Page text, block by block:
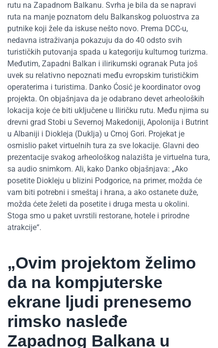
rutu na Zapadnom Balkanu. Svrha je bila da se napravi
ruta na manje poznatom delu Balkanskog poluostrva za
putnike koji žele da iskuse nešto novo. Prema DCC-u,
nedavna istraživanja pokazuju da do 40 odsto svih
turističkih putovanja spada u kategoriju kulturnog turizma.
Međutim, Zapadni Balkan i ilirikumski ogranak Puta još
uvek su relativno nepoznati među evropskim turističkim
operaterima i turistima. Danko Ćosić je koordinator ovog
projekta. On objašnjava da je odabrano devet arheoloških
lokacija koje će biti uključene u Iliričku rutu. Među njima su
drevni grad Stobi u Severnoj Makedoniji, Apolonija i Butrint
u Albaniji i Diokleja (Duklja) u Crnoj Gori. Projekat je
osmislio paket virtuelnih tura za sve lokacije. Glavni deo
prezentacije svakog arheološkog nalazišta je virtuelna tura,
sa audio snimkom. Ali, kako Danko objašnjava: „Ako
posetite Diokleju u blizini Podgorice, na primer, možda će
vam biti potrebni i smeštaj i hrana, a ako ostanete duže,
možda ćete želeti da posetite i druga mesta u okolini.
Stoga smo u paket uvrstili restorane, hotele i prirodne
atrakcije“.
„Ovim projektom želimo
da na kompjuterske
ekrane ljudi prenesemo
rimsko nasleđe
Zapadnog Balkana u